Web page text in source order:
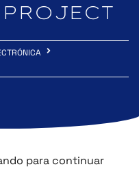
para continuar